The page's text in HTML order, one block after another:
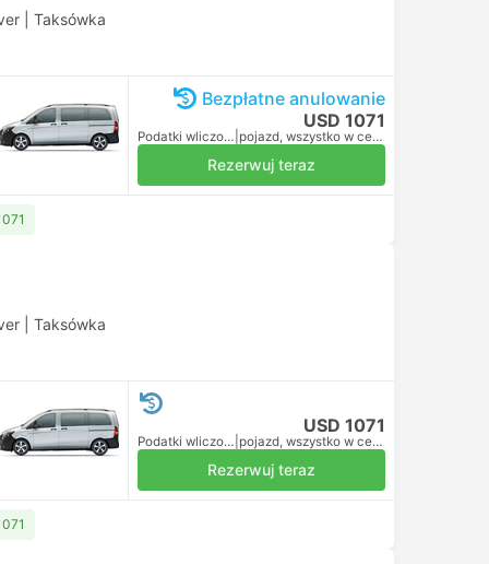
Taksówka
Bezpłatne anulowanie
USD 1071
Podatki wliczone pojazd, wszystko w cenie
Rezerwuj teraz
Taksówka
USD 1071
Podatki wliczone pojazd, wszystko w cenie
Rezerwuj teraz